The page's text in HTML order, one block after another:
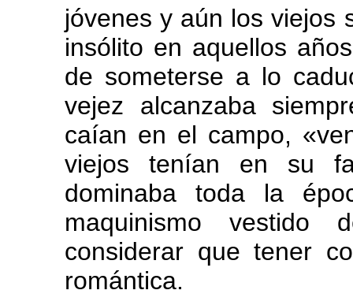
jóvenes y aún los viejos
insólito en aquellos
de someterse a lo
vejez alcanzaba
caían en el campo,
viejos tenían en su
dominaba toda la
maquinismo
considerar que tener
romántica.